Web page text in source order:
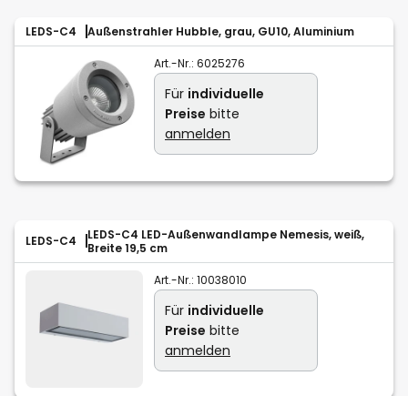
LEDS-C4 Außenstrahler Hubble, grau, GU10, Aluminium
Art.-Nr.: 6025276
Für individuelle
Preise bitte
anmelden
LEDS-C4
LEDS-C4 LED-Außenwandlampe Nemesis, weiß,
Breite 19,5 cm
Art.-Nr.: 10038010
Für individuelle
Preise bitte
anmelden